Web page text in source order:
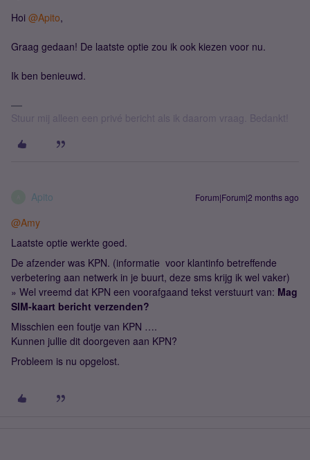
Hoi ​ @Apito,
Graag gedaan! De laatste optie zou ik ook kiezen voor nu.
Ik ben benieuwd.
Stuur mij alleen een privé bericht als ik daarom vraag. Bedankt!
Apito Forum|Forum|2 months ago
@Amy
Laatste optie werkte goed.
De afzender was KPN. (informatie voor klantinfo betreffende
verbetering aan netwerk in je buurt, deze sms krijg ik wel vaker)
» Wel vreemd dat KPN een voorafgaand tekst verstuurt van: Mag
SIM-kaart bericht verzenden?
Misschien een foutje van KPN ….
Kunnen jullie dit doorgeven aan KPN?
Probleem is nu opgelost.